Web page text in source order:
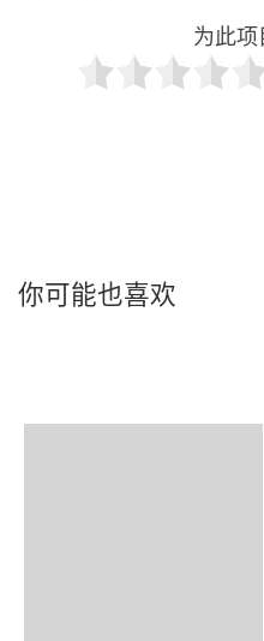
为此
你可能也喜欢